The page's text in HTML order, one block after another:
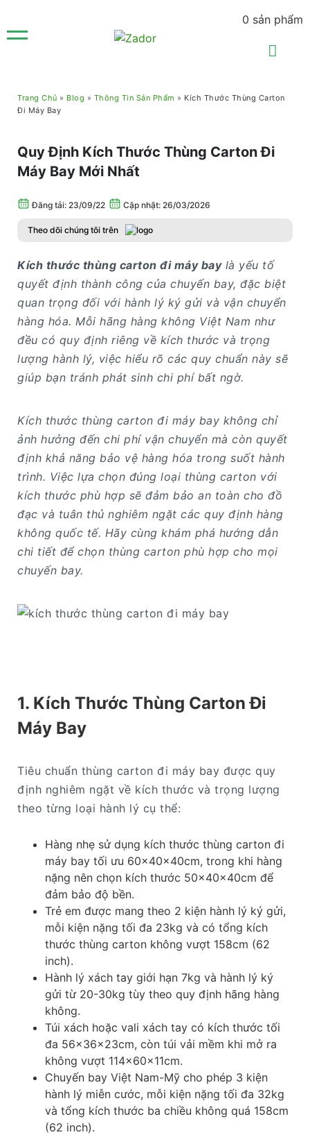
0 sản phẩm
Trang Chủ » Blog » Thông Tin Sản Phẩm » Kích Thước Thùng Carton
Đi Máy Bay
Quy Định Kích Thước Thùng Carton Đi
Máy Bay Mới Nhất
Đăng tải: 23/09/22 Cập nhật: 26/03/2026
Theo dõi chúng tôi trên
Kích thước thùng carton đi máy baylà yếu tố
quyết định thành công của chuyến bay, đặc biệt
quan trọng đối với hành lý ký gửi và vận chuyển
hàng hóa. Mỗi hãng hàng không Việt Nam như
đều có quy định riêng về kích thước và trọng
lượng hành lý, việc hiểu rõ các quy chuẩn này sẽ
giúp bạn tránh phát sinh chi phí bất ngờ.
Kích thước thùng carton đi máy bay không chỉ
ảnh hưởng đến chi phí vận chuyển mà còn quyết
định khả năng bảo vệ hàng hóa trong suốt hành
trình. Việc lựa chọn đúng loại thùng carton với
kích thước phù hợp sẽ đảm bảo an toàn cho đồ
đạc và tuân thủ nghiêm ngặt các quy định hàng
không quốc tế. Hãy cùng khám phá hướng dẫn
chi tiết để chọn thùng carton phù hợp cho mọi
chuyến bay.
1. Kích Thước Thùng Carton Đi
Máy Bay
Tiêu chuẩn thùng carton đi máy bay được quy
định nghiêm ngặt về kích thước và trọng lượng
theo từng loại hành lý cụ thể:
Hàng nhẹ sử dụng kích thước thùng carton đi
máy bay tối ưu 60x40x40cm, trong khi hàng
nặng nên chọn kích thước 50x40x40cm để
đảm bảo độ bền.
Trẻ em được mang theo 2 kiện hành lý ký gửi,
mỗi kiện nặng tối đa 23kg và có tổng kích
thước thùng carton không vượt 158cm (62
inch).
Hành lý xách tay giới hạn 7kg và hành lý ký
gửi từ 20-30kg tùy theo quy định hãng hàng
không.
Túi xách hoặc vali xách tay có kích thước tối
đa 56x36x23cm, còn túi vải mềm khi mở ra
không vượt 114x60x11cm.
Chuyến bay Việt Nam-Mỹ cho phép 3 kiện
hành lý miễn cước, mỗi kiện nặng tối đa 32kg
và tổng kích thước ba chiều không quá 158cm
(62 inch).